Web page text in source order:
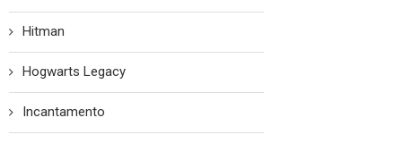
Hitman
Hogwarts Legacy
Incantamento